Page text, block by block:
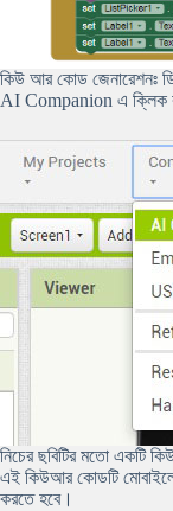
কিউ আর কোড জেনারেশনঃ
AI Companion এ ক্লিক
নিচের ছবিটির মতো একটি
এই কিউআর কোডটি
করতে হবে।